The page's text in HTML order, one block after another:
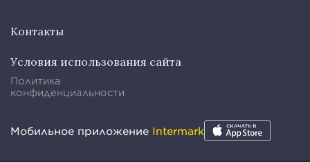
Контакты
Условия использования сайта
Политика
конфиденциальности
Мобильное приложение Intermark